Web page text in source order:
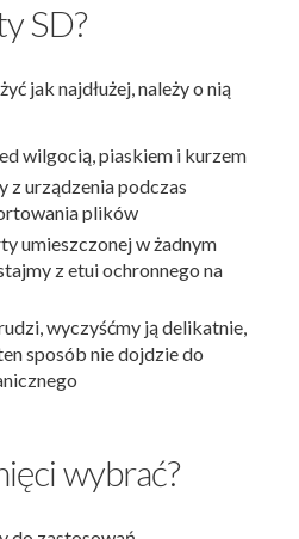
SD?
jak najdłużej, należy o nią
wilgocią, piaskiem i kurzem
z urządzenia podczas
plików
umieszczonej w żadnym
z etui ochronnego na
wyczyśćmy ją delikatnie,
sposób nie dojdzie do
wybrać?